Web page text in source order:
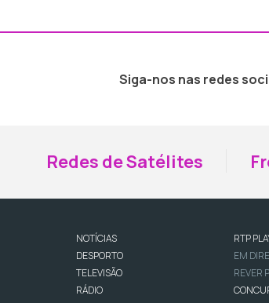
Siga-nos nas redes
Redes de Satélites
NOTÍCIAS
DESPORTO
TELEVISÃO
RÁDIO
RTP
EM
REVER